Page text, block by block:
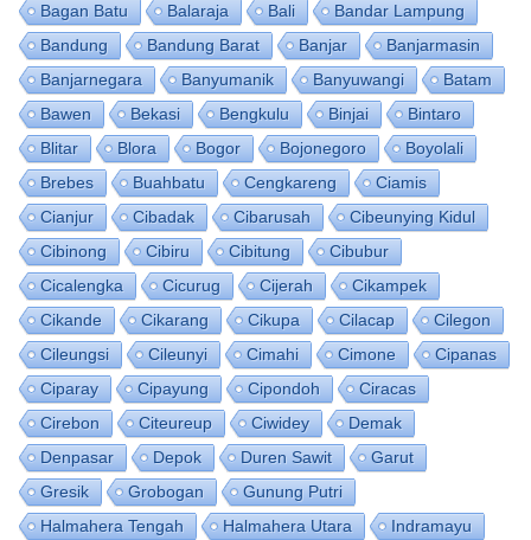
Bagan Batu
Balaraja Bali
Bandar Lampung
Bandung
Bandung Barat Banjar
Banjarmasin
Banjarnegara
Banyumanik Banyuwangi
Batam
Bawen
Bekasi Bengkulu Binjai
Bintaro
Blitar
Blora Bogor Bojonegoro
Boyolali
Brebes
Buahbatu Cengkareng
Ciamis
Cianjur
Cibadak Cibarusah
Cibeunying Kidul
Cibinong
Cibiru Cibitung
Cibubur
Cicalengka
Cicurug Cijerah
Cikampek
Cikande
Cikarang Cikupa Cilacap
Cilegon
Cileungsi
Cileunyi Cimahi Cimone
Cipanas
Ciparay
Cipayung Cipondoh
Ciracas
Cirebon
Citeureup Ciwidey
Demak
Denpasar
Depok Duren Sawit
Garut
Gresik
Grobogan
Gunung Putri
Halmahera Tengah
Halmahera Utara
Indramayu